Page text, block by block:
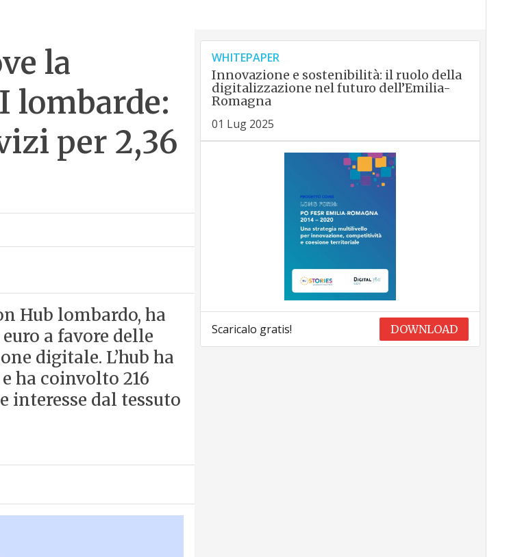
la
lombarde:
per 2,36
Hub lombardo, ha
a favore delle
digitale. L’hub ha
ha coinvolto 216
interesse dal tessuto
WHITEPAPER
Innovazione e sostenibilità: il ruolo della
digitalizzazione nel futuro dell’Emilia-
Romagna
01 Lug 2025
Scaricalo gratis! DOWNLOAD